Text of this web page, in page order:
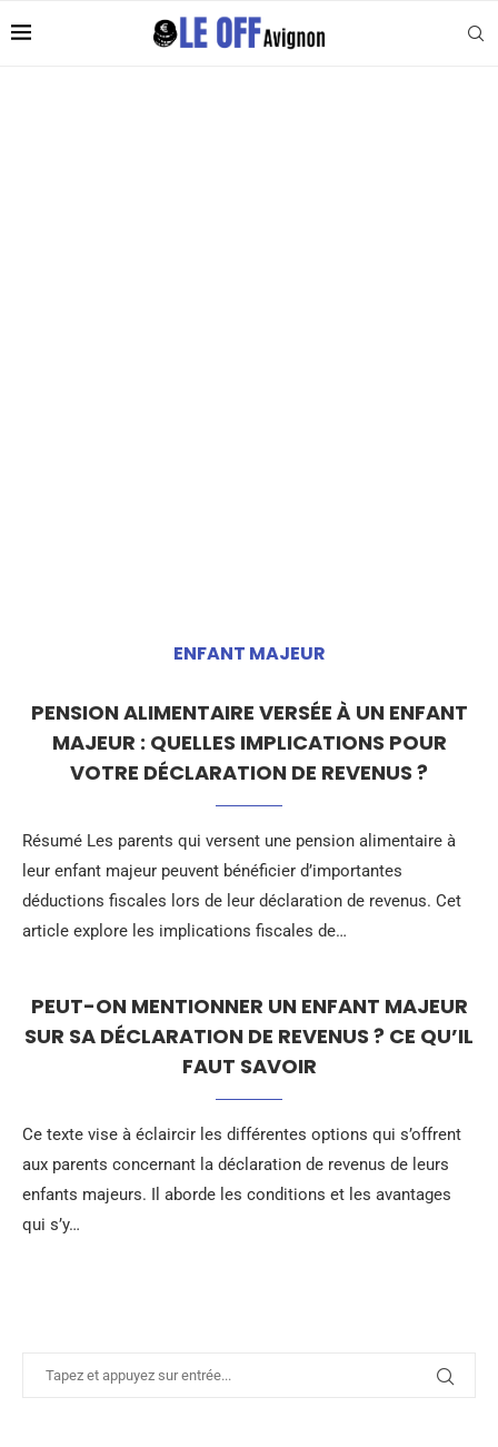
ENFANT MAJEUR
PENSION ALIMENTAIRE VERSÉE À UN ENFANT
MAJEUR : QUELLES IMPLICATIONS POUR
VOTRE DÉCLARATION DE REVENUS ?
Résumé Les parents qui versent une pension alimentaire à
leur enfant majeur peuvent bénéficier d’importantes
déductions fiscales lors de leur déclaration de revenus. Cet
article explore les implications fiscales de…
PEUT-ON MENTIONNER UN ENFANT MAJEUR
SUR SA DÉCLARATION DE REVENUS ? CE QU’IL
FAUT SAVOIR
Ce texte vise à éclaircir les différentes options qui s’offrent
aux parents concernant la déclaration de revenus de leurs
enfants majeurs. Il aborde les conditions et les avantages
qui s’y…